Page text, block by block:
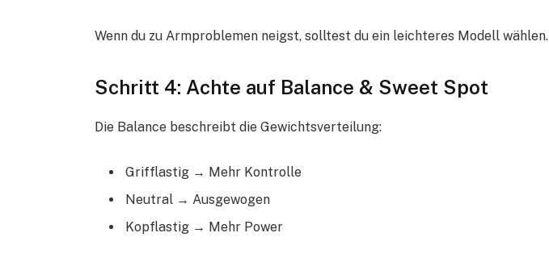
Wenn du zu Armproblemen neigst, solltest du ein leichteres Modell wählen.
Schritt 4: Achte auf Balance & Sweet Spot
Die Balance beschreibt die Gewichtsverteilung:
Grifflastig → Mehr Kontrolle
Neutral → Ausgewogen
Kopflastig → Mehr Power